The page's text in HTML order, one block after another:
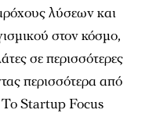
λύσεων και
στον κόσµο,
σε περισσότερες
περισσότερα από
Το Startup Focus